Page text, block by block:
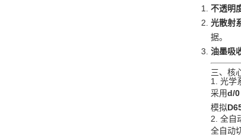
不透明
光散射
据。
油墨吸
三、核
1. 光学
采用d/0
模拟
2. 全自
全自动